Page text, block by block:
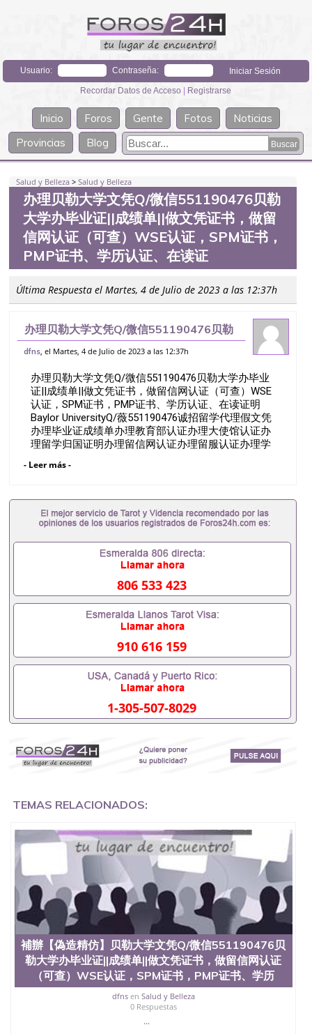
Usuario: Contraseña:
Recordar Datos de Acceso | Registrarse
Inicio Foros Gente Fotos
Noticias
Provincias
Blog
Salud y Belleza >Salud y Belleza
办理贝勒大学文凭Q/微信551190476贝勒
大学办毕业证||成绩单||做文凭证书，做留
信网认证（可查）WSE认证，SPM证书，
PMP证书、学历认证、在读证
Última Respuesta el Martes, 4 de Julio de 2023 a las 12:37h
办理贝勒大学文凭Q/微信551190476贝勒
大学办毕业证||成绩单||做文凭证书，做留信
PMP证书、学历认证、在读证
dfns , el Martes, 4 de Julio de 2023 a las 12:37h
办理贝勒大学文凭Q/微信551190476贝勒大学办毕业
证||成绩单||做文凭证书，做留信网认证（可查）WSE
认证，SPM证书，PMP证书、学历认证、在读证明
Baylor UniversityQ/薇551190476诚招留学代理假文凭
办理毕业证成绩单办理教育部认证办理大使馆认证办
理留学归国证明办理留信网认证办理留服认证办理学
美国文凭办理澳洲文凭办理英国文凭办理加拿大文凭
单+留学回国人员证明+教育部认证,录取通知书，雅
思。（全套留学回国必备证明材料，给父母及亲朋好
友一份完美交代）； 2、雅思、托福，OFFER，在读
至是申请工签都可以用到）。 注：上述材料，随时都
可以安排办理，毕业证成绩单，学校，专业，学位，
毕业证可以用吗551190476假的毕业证成绩单可以办
学历认证吗551190476要定居国外需要办理什么材料
551190476入职事业单位/国企假的毕业证会查吗
551190476入职国企/事业单位需要些什么材料
551190476办理假毕业证在国内能用吗, 挂科拿不到毕
业证怎么办, 毕业证丢了怎么办, 没有正常毕业怎么办
理毕业证,没毕业可以办学历认证吗,您是否因为中途
辍学、挂科而没有正常毕业551190476您是否因为递
交材料不齐而被拒之门外551190476您是否因没正常
毕业而导致回国得不到教育部认证在校挂科了不想读
了,成绩不理想毕不了业怎么办551190476找工作没有
何办理本科/硕士毕业证551190476网上买文凭可靠吗
551190476哪里可以买国外文凭551190476国外本科
以制作美国毕业证551190476哪里可以办理澳洲毕业
551190476哪里可以办理加拿大毕业证551190476申
请学校办理假的毕业证成绩单可以吗551190476哪里
可以办理水印成绩单551190476哪里可以修改成绩单
GPA分数551190476假毕业证能查出来吗551190476
假文凭网上能查到吗551190476 如何拿到国外毕业证
QQ微信551190476办假大学毕业证QQ微信551190476
国外毕业证去哪认证QQ微信551190476找毕业证封皮
QQ微信551190476国外毕业证外壳定制QQ微信
551190476快速代办国外毕业证QQ微信551190476快
速拿到国外文凭QQ微信551190476国外留学文凭认证
QQ微信551190476国外文凭回国认证QQ微信
551190476泰国文凭办理QQ微信551190476法国留学
回国证明QQ微信551190476 国外烫金照片QQ微信
551190476外国文凭在中国有用吗QQ微信551190476
德国留学回国证明QQ微信551190476爱尔兰留学回国
证明QQ微信551190476国外硕士文凭办理QQ微信
- Leer más -
806 533 423
910 616 159
1-305-507-8029
TEMAS RELACIONADOS:
補辦【偽造精仿】贝勒大学文凭Q/微信551190476贝
勒大学办毕业证||成绩单||做文凭证书，做留信网认证
（可查）WSE认证，SPM证书，PMP证书、学历
dfnsen Salud y Belleza
0 Respuestas
...